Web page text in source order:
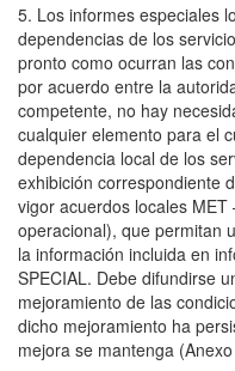
5. Los informes especiales
dependencias de los
pronto como ocurran las
por acuerdo entre la
competente, no hay
cualquier elemento para el
dependencia local de los
exhibición correspondiente
vigor acuerdos locales
operacional), que permitan
la información incluida en
SPECIAL. Debe difundirse
mejoramiento de las
dicho mejoramiento ha
mejora se mantenga